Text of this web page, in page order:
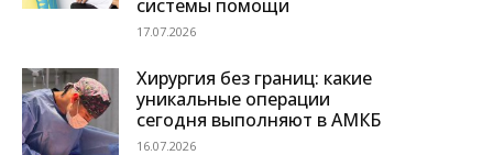
системы помощи
17.07.2026
Хирургия без границ: какие
уникальные операции
сегодня выполняют в АМКБ
16.07.2026